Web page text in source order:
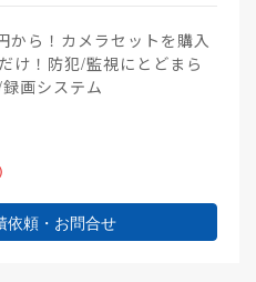
から！カメラセットを購入
け！防犯/監視にとどまら
画システム
依頼・お問合せ